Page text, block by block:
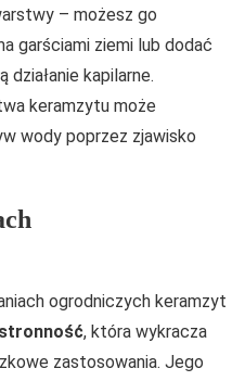
– możesz go
garściami ziemi lub dodać
kapilarne.
keramzytu może
wody poprzez zjawisko
ogrodniczych keramzyt
, która wykracza
zastosowania. Jego